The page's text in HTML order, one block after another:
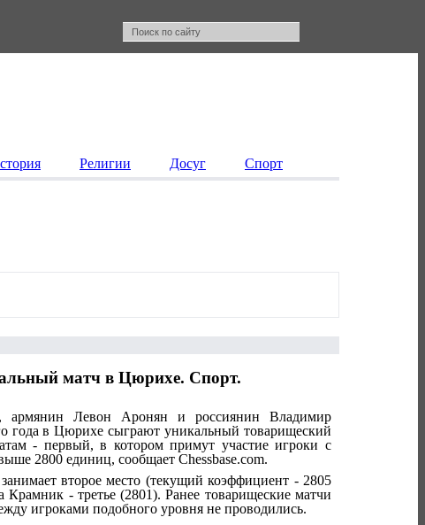
Религии Досуг Спорт
матч в Цюрихе. Спорт.
армянин Левон Аронян и россиянин Владимир
года в Цюрихе сыграют уникальный товарищеский
- первый, в котором примут участие игроки с
2800 единиц, сообщает Chessbase.com.
второе место (текущий коэффициент - 2805
- третье (2801). Ранее товарищеские матчи
игроками подобного уровня не проводились.